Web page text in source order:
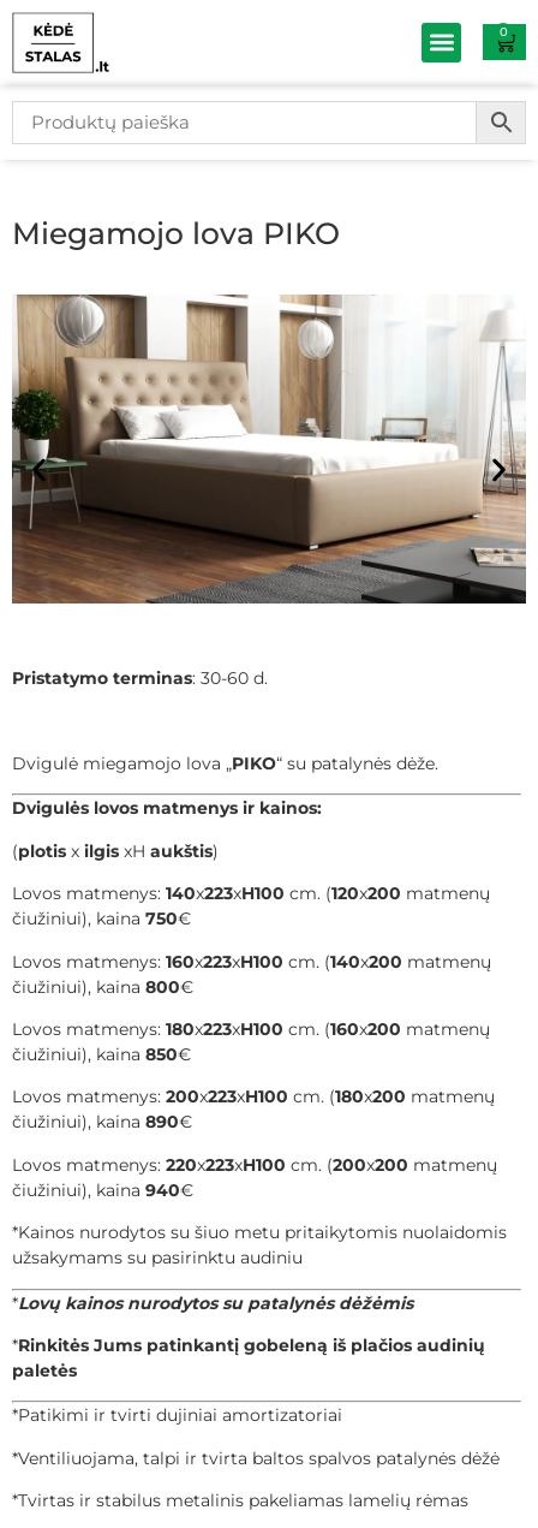
0
Miegamojo lova PIKO
Pristatymo terminas: 30-60 d.
Dvigulė miegamojo lova „PIKO“ su patalynės dėže.
Dvigulės lovos matmenys ir kainos:
(plotis x ilgis xH aukštis)
Lovos matmenys: 140x223xH100 cm. (120x200 matmenų
čiužiniui), kaina 750€
Lovos matmenys: 160x223xH100 cm. (140x200 matmenų
čiužiniui), kaina 800€
Lovos matmenys: 180x223xH100 cm. (160x200 matmenų
čiužiniui), kaina 850€
Lovos matmenys: 200x223xH100 cm. (180x200 matmenų
čiužiniui), kaina 890€
Lovos matmenys: 220x223xH100 cm. (200x200 matmenų
čiužiniui), kaina 940€
*Kainos nurodytos su šiuo metu pritaikytomis nuolaidomis
užsakymams su pasirinktu audiniu
*Lovų kainos nurodytos su patalynės dėžėmis
*Rinkitės Jums patinkantį gobeleną iš plačios audinių
paletės
*Patikimi ir tvirti dujiniai amortizatoriai
*Ventiliuojama, talpi ir tvirta baltos spalvos patalynės dėžė
*Tvirtas ir stabilus metalinis pakeliamas lamelių rėmas